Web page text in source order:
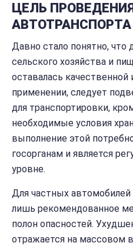
ЦЕЛЬ
АВТОТРАНСПОРТА
Давно стало понятно, что
сельского хозяйства и
оставалась качественной
применении, следует
для транспортировки,
необходимые условия
выполнение этой
госорганам и является
уровне.
Для частных
лишь рекомендованное
полон опасностей.
отражается на массовом